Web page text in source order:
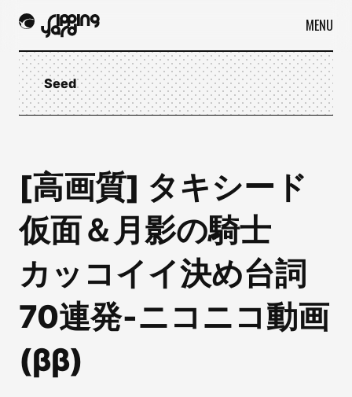
MENU
Seed
[高画質] タキシード
仮面＆月影の騎士
カッコイイ決め台詞
70連発‐ニコニコ動画
(ββ)